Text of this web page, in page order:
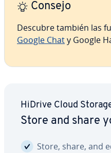
Consejo
Descubre también las
Google Chaty Google
HiDrive Cloud
Store and share
Store, share, and